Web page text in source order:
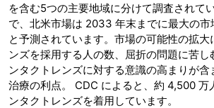
を含む5つの主要地域に分けて調査されて
で、北米市場は 2033 年末までに最大の市
と予測されています。市場の可能性の拡
ンズを採用する人の数、屈折の問題に苦し
ンタクトレンズに対する意識の高まりが
治療の利点。 CDC によると、約 4,500 万
ンタクトレンズを着用しています。